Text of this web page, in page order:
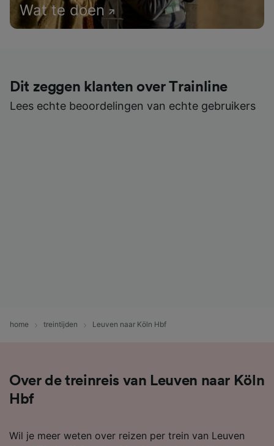
Wat te doen
Dit zeggen klanten over Trainline
Lees echte beoordelingen van echte gebruikers
home treintijden Leuven naar Köln Hbf
Over de treinreis van Leuven naar Köln
Hbf
Wil je meer weten over reizen per trein van Leuven